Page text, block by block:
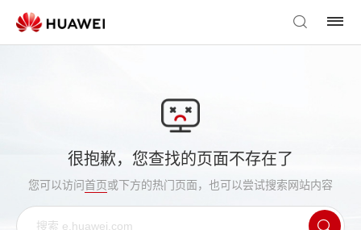
很抱歉，您查找的页面不存在了
您可以访问首页或下方的热门页面，也可以尝试搜索网站内容